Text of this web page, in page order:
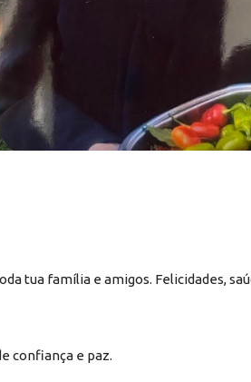
tua família e amigos. Felicidades,
confiança e paz.